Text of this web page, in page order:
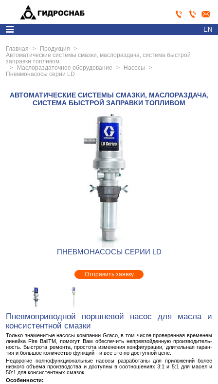
EN
Главная > Продукция
>
Автоматические системы смазки, маслораздача, система быстрой
заправки топливом
>
Маслораздаточное оборудование > Насосы
>
Пневмонасосы серии LD
АВТОМАТИЧЕСКИЕ СИСТЕМЫ СМАЗКИ, МАСЛОРАЗДАЧА,
СИСТЕМА БЫСТРОЙ ЗАПРАВКИ ТОПЛИВОМ
ПНЕВМОНАСОСЫ СЕРИИ LD
Отправить заявку
Пнев­мо­при­вод­ной порш­не­вой насос для масла и
кон­си­стент­ной смаз­ки
Толь­ко зна­ме­ни­тые на­со­сы ком­па­нии Graco, в том числе про­ве­рен­ная вре­ме­нем
ли­ней­ка Fire BallTM, по­мо­гут Вам обес­пе­чить непре­взой­ден­ную про­из­во­ди­тель­
ность. Быст­ро­та ре­мон­та, про­сто­та из­ме­не­ния кон­фи­гу­ра­ции, дли­тель­ная га­ран­
тия и боль­шое ко­ли­че­ство функ­ций - и все это по до­ступ­ной цене.
Недо­ро­гие пол­но­функ­ци­о­наль­ные на­со­сы раз­ра­бо­та­ны для при­ло­же­ний более
низ­ко­го объ­е­ма про­из­вод­ства и до­ступ­ны в со­от­но­ше­ни­ях 3:1 и 5:1 для масел и
50:1 для кон­си­стент­ных сма­зок.
Осо­бен­но­сти: